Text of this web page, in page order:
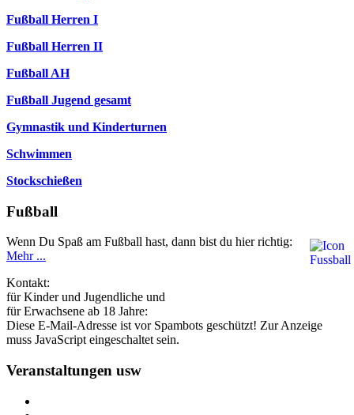
Fußball Herren I
Fußball Herren II
Fußball AH
Fußball Jugend gesamt
Gymnastik und Kinderturnen
Schwimmen
Stockschießen
Fußball
Wenn Du Spaß am Fußball hast, dann bist du hier richtig:
Mehr ...
Kontakt:
für Kinder und Jugendliche und
für Erwachsene ab 18 Jahre:
Diese E-Mail-Adresse ist vor Spambots geschützt! Zur Anzeige
muss JavaScript eingeschaltet sein.
Veranstaltungen usw